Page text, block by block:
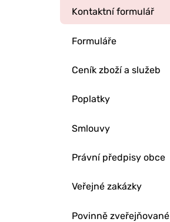
Kontaktní formulář
Formuláře
Ceník zboží a služeb
Poplatky
Smlouvy
Právní předpisy obce
Veřejné zakázky
Povinně zveřejňované